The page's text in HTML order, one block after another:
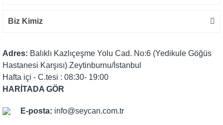
Biz Kimiz
Adres: Balıklı Kazlıçeşme Yolu Cad. No:6 (Yedikule Göğüs
Hastanesi Karşısı) Zeytinburnu/İstanbul
Hafta içi - C.tesi : 08:30- 19:00
HARİTADA GÖR
E-posta: info@seycan.com.tr